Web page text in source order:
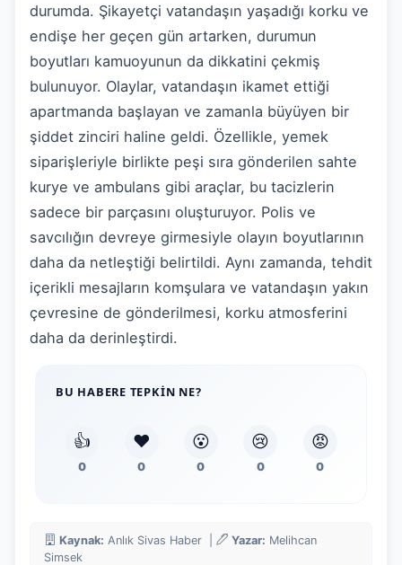
durumda. Şikayetçi vatandaşın yaşadığı korku ve
endişe her geçen gün artarken, durumun
boyutları kamuoyunun da dikkatini çekmiş
bulunuyor. Olaylar, vatandaşın ikamet ettiği
apartmanda başlayan ve zamanla büyüyen bir
şiddet zinciri haline geldi. Özellikle, yemek
siparişleriyle birlikte peşi sıra gönderilen sahte
kurye ve ambulans gibi araçlar, bu tacizlerin
sadece bir parçasını oluşturuyor. Polis ve
savcılığın devreye girmesiyle olayın boyutlarının
daha da netleştiği belirtildi. Aynı zamanda, tehdit
içerikli mesajların komşulara ve vatandaşın yakın
çevresine de gönderilmesi, korku atmosferini
daha da derinleştirdi.
BU HABERE TEPKIN NE?
👍
0
❤️
0
😮
0
😢
0
😡
0
Kaynak: Anlık Sivas Haber | Yazar: Melihcan
Simsek